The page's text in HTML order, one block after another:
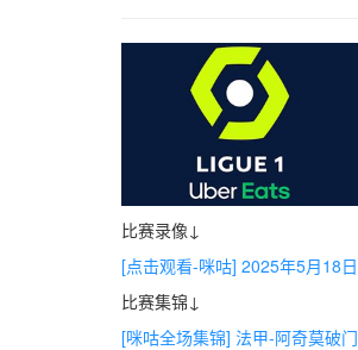
比赛录像↓
[点击观看-咪咕] 2025年5月18
比赛集锦↓
[咪咕全场集锦] 法甲-阿奇莫破